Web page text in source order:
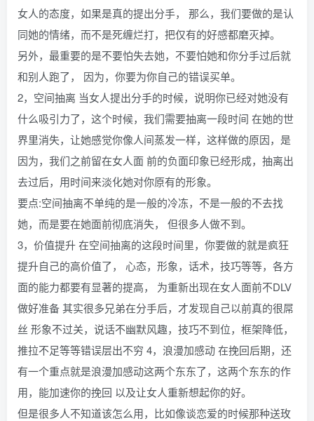
女人的态度，如果是真的提出分手， 那么，我们要做的是认
同她的情绪，而不是死缠烂打，把仅有的好感都磨灭掉。
另外，最重要的是不要怕失去她，不要怕她和你分手过后就
和别人跑了， 因为，你要为你自己的错误买单。
2，空间抽离 当女人提出分手的时候，说明你已经对她没有
什么吸引力了，这个时候，我们需要抽离一段时间 在她的世
界里消失，让她感觉你像人间蒸发一样，这样做的原因，是
因为，我们之前留在女人面 前的负面印象已经形成，抽离出
去过后，用时间来淡化她对你原有的形象。
要点:空间抽离不单纯的是一般的冷冻，不是一般的不去找
她，而是要在她面前彻底消失， 但很多人做不到。
3，价值提升 在空间抽离的这段时间里，你要做的就是疯狂
提升自己的高价值了， 心态，形象，话术，技巧等等，各方
面的能力都要有显著的提高， 为重新出现在女人面前不DLV
做好准备 其实很多兄弟在分手后，才发现自己以前真的很屌
丝 形象不过关，说话不幽默风趣，技巧不到位，框架降低，
推拉不足等等错误层出不穷 4，浪漫加感动 在挽回后期，还
有一个重点就是浪漫加感动这两个东东了，这两个东东的作
用，能加速你的挽回 以及让女人重新想起你的好。
但是很多人不知道该怎么用，比如像谈恋爱的时候那种送玫